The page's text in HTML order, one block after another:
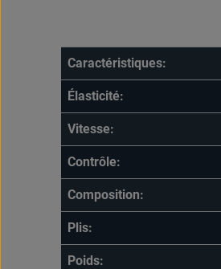
Caractéristiques:
Élasticité:
Vitesse:
Contrôle:
Composition:
Plis:
Poids: